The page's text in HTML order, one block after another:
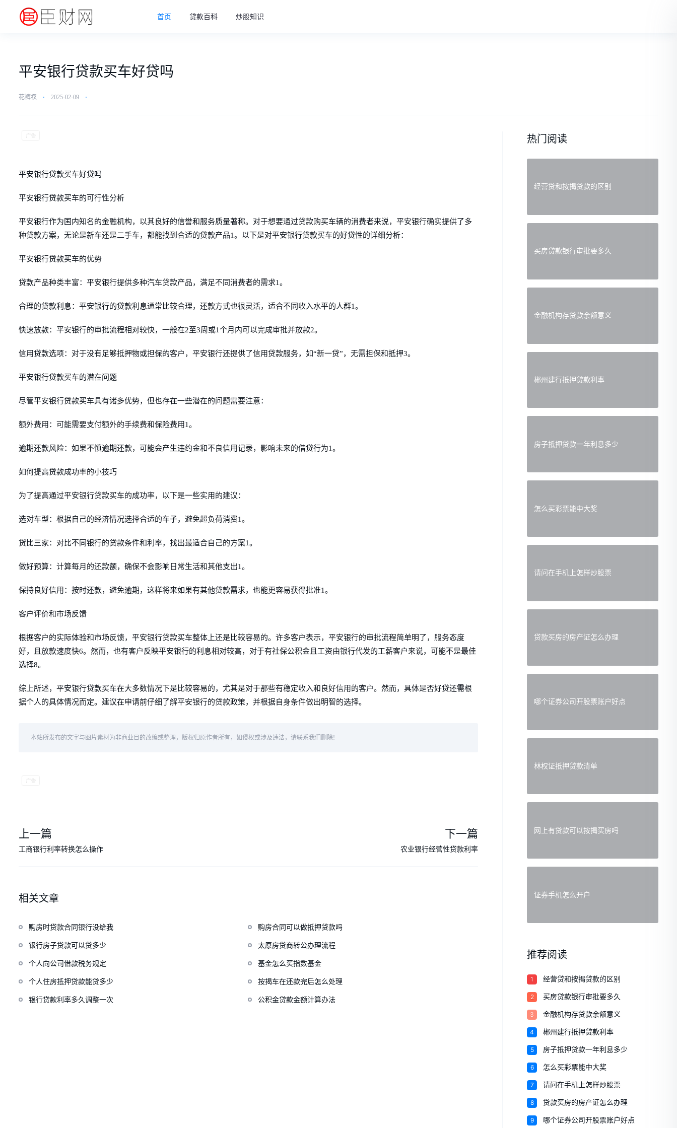
首页 贷款百科 炒股知识
平安银行贷款买车好贷吗
花裤衩 ⋅ 2025-02-09 ⋅
平安银行贷款买车好贷吗
平安银行贷款买车的可行性分析
平安银行作为国内知名的金融机构，以其良好的信誉和服务质量著称。对于想要通过贷款购买车辆的消费者来说，平安银行确实提供了多
种贷款方案，无论是新车还是二手车，都能找到合适的贷款产品1。以下是对平安银行贷款买车的好贷性的详细分析：
平安银行贷款买车的优势
贷款产品种类丰富：平安银行提供多种汽车贷款产品，满足不同消费者的需求1。
合理的贷款利息：平安银行的贷款利息通常比较合理，还款方式也很灵活，适合不同收入水平的人群1。
快速放款：平安银行的审批流程相对较快，一般在2至3周或1个月内可以完成审批并放款2。
信用贷款选项：对于没有足够抵押物或担保的客户，平安银行还提供了信用贷款服务，如“新一贷”，无需担保和抵押3。
平安银行贷款买车的潜在问题
尽管平安银行贷款买车具有诸多优势，但也存在一些潜在的问题需要注意：
额外费用：可能需要支付额外的手续费和保险费用1。
逾期还款风险：如果不慎逾期还款，可能会产生违约金和不良信用记录，影响未来的借贷行为1。
如何提高贷款成功率的小技巧
为了提高通过平安银行贷款买车的成功率，以下是一些实用的建议：
选对车型：根据自己的经济情况选择合适的车子，避免超负荷消费1。
货比三家：对比不同银行的贷款条件和利率，找出最适合自己的方案1。
做好预算：计算每月的还款额，确保不会影响日常生活和其他支出1。
保持良好信用：按时还款，避免逾期，这样将来如果有其他贷款需求，也能更容易获得批准1。
客户评价和市场反馈
根据客户的实际体验和市场反馈，平安银行贷款买车整体上还是比较容易的。许多客户表示，平安银行的审批流程简单明了，服务态度
好，且放款速度快6。然而，也有客户反映平安银行的利息相对较高，对于有社保公积金且工资由银行代发的工薪客户来说，可能不是最佳
选择8。
综上所述，平安银行贷款买车在大多数情况下是比较容易的，尤其是对于那些有稳定收入和良好信用的客户。然而，具体是否好贷还需根
据个人的具体情况而定。建议在申请前仔细了解平安银行的贷款政策，并根据自身条件做出明智的选择。
本站所发布的文字与图片素材为非商业目的改编或整理，版权归原作者所有，如侵权或涉及违法，请联系我们删除!
上一篇
工商银行利率转换怎么操作
下一篇
农业银行经营性贷款利率
相关文章
购房时贷款合同银行没给我 购房合同可以做抵押贷款吗
银行房子贷款可以贷多少 太原房贷商转公办理流程
个人向公司借款税务规定 基金怎么买指数基金
个人住房抵押贷款能贷多少 按揭车在还款完后怎么处理
银行贷款利率多久调整一次 公积金贷款金额计算办法
热门阅读
经营贷和按揭贷款的区别
买房贷款银行审批要多久
金融机构存贷款余额意义
郴州建行抵押贷款利率
房子抵押贷款一年利息多少
怎么买彩票能中大奖
请问在手机上怎样炒股票
贷款买房的房产证怎么办理
哪个证券公司开股票账户好点
林权证抵押贷款清单
网上有贷款可以按揭买房吗
证券手机怎么开户
推荐阅读
1 经营贷和按揭贷款的区别
2 买房贷款银行审批要多久
3 金融机构存贷款余额意义
4 郴州建行抵押贷款利率
5 房子抵押贷款一年利息多少
6 怎么买彩票能中大奖
7 请问在手机上怎样炒股票
8 贷款买房的房产证怎么办理
9 哪个证券公司开股票账户好点